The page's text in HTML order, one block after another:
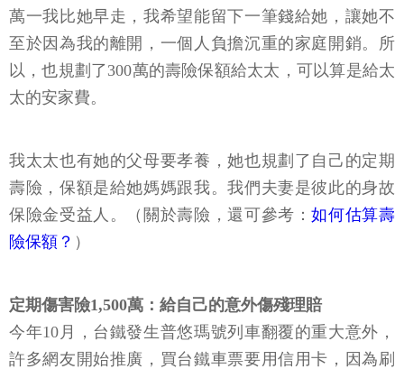
萬一我比她早走，我希望能留下一筆錢給她，讓她不
至於因為我的離開，一個人負擔沉重的家庭開銷。所
以，也規劃了300萬的壽險保額給太太，可以算是給太
太的安家費。
我太太也有她的父母要孝養，她也規劃了自己的定期
壽險，保額是給她媽媽跟我。我們夫妻是彼此的身故
保險金受益人。（關於壽險，還可參考：如何估算壽
險保額？ ）
定期傷害險1,500萬：給自己的意外傷殘理賠
今年10月，台鐵發生普悠瑪號列車翻覆的重大意外，
許多網友開始推廣，買台鐵車票要用信用卡，因為刷